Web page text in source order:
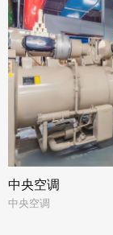
中央空调
中央空调